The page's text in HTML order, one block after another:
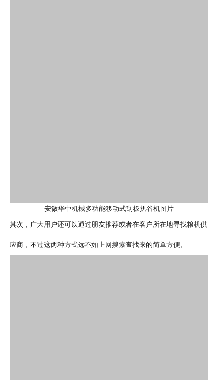
安徽华中机械多功能移动式刮板扒谷机图片
其次，广大用户还可以通过朋友推荐或者在客户所在地寻找粮机供
应商，不过这两种方式远不如上网搜索查找来的简单方便。